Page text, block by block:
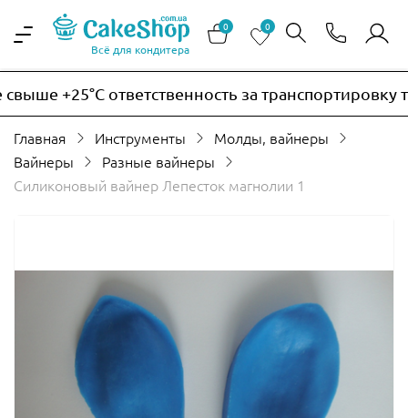
Всё для кондитера
0 0
+25°C ответственность за транспортировку
Главная Инструменты
Молды, вайнеры
Вайнеры
Разные вайнеры
Силиконовый вайнер Лепесток магнолии 1